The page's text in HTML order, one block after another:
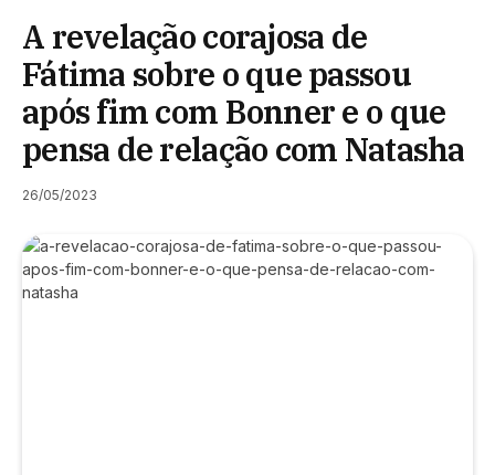
A revelação corajosa de
Fátima sobre o que passou
após fim com Bonner e o que
pensa de relação com Natasha
26/05/2023